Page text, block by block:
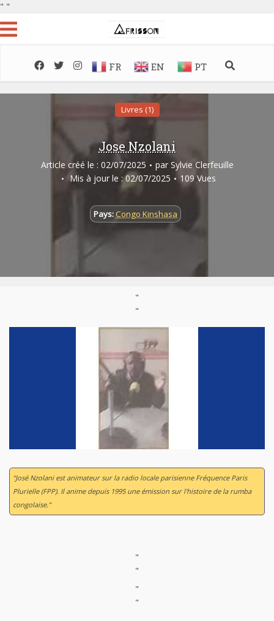
" "
FR EN PT
Livres (1)
Jose Nzolani
Article créé le : 02/07/2025 par Sylvie Clerfeuille
Mis à jour le : 02/07/2025
109 Vues
Pays:Congo Kinshasa
"
"
“José Nzolani est animateur sur la radio locale parisienne Fréquence Paris
Plurielle (FPP). Il anime depuis 1995 une émission sur l'histoire de la rumba
congolaise.”
"
"
"
"